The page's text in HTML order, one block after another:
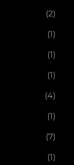
(2)
(1)
(1)
(1)
(4)
(1)
(7)
(1)